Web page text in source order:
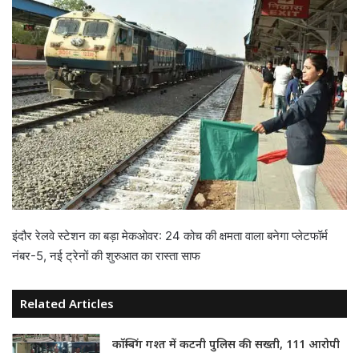
इंदौर रेलवे स्टेशन का बड़ा मेकओवर: 24 कोच की क्षमता वाला बनेगा प्लेटफॉर्म
नंबर-5, नई ट्रेनों की शुरुआत का रास्ता साफ
Related Articles
कॉम्बिंग गश्त में कटनी पुलिस की सख्ती, 111 आरोपी